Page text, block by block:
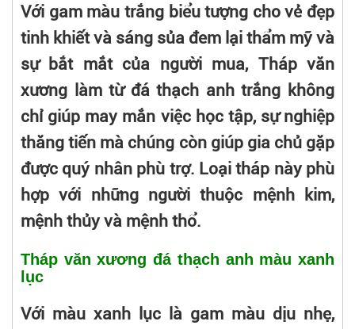
Với gam màu trắng biểu tượng cho vẻ đẹp
tinh khiết và sáng sủa đem lại thẩm mỹ và
sự bắt mắt của người mua, Tháp văn
xương làm từ đá thạch anh trắng không
chỉ giúp may mắn việc học tập, sự nghiệp
thăng tiến mà chúng còn giúp gia chủ gặp
được quý nhân phù trợ. Loại tháp này phù
hợp với những người thuộc mệnh kim,
mệnh thủy và mệnh thổ.
Tháp văn xương đá thạch anh màu xanh
lục
Với màu xanh lục là gam màu dịu nhẹ,